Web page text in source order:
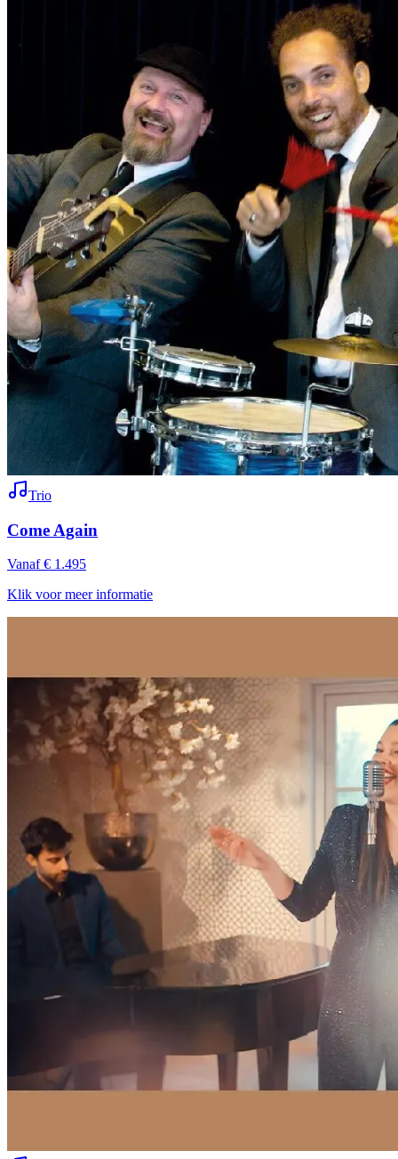
Trio
Come Again
Vanaf € 1.495
Klik voor meer informatie